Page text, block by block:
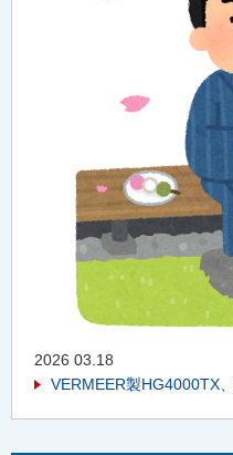
2026 03.18
VERMEER製HG4000TX